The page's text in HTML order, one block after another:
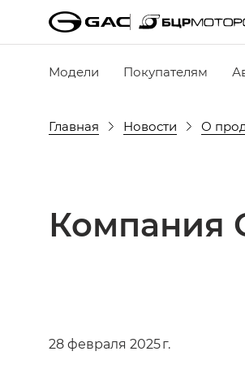
Модели Покупателям
Главная Новости О
Компания
28 февраля 2025 г.